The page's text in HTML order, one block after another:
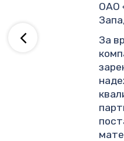
ОАО
За